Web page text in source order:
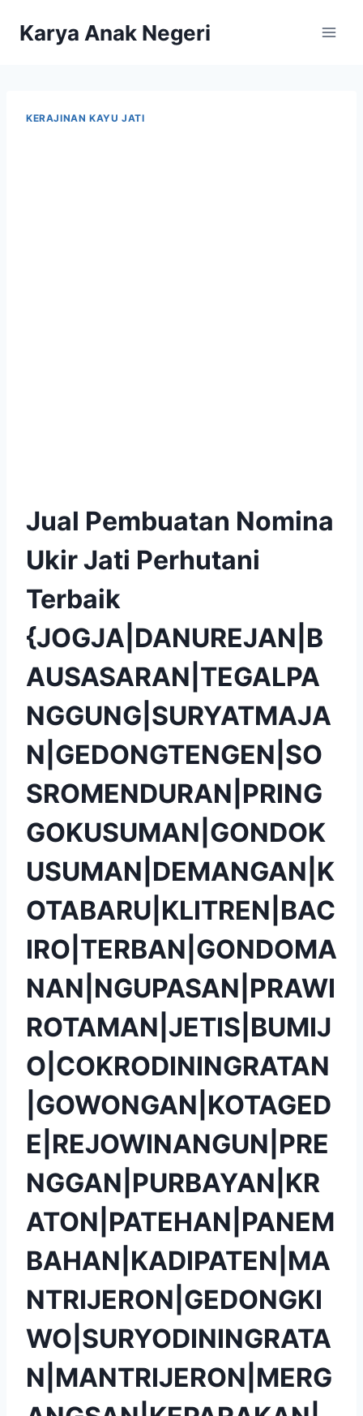
Karya Anak Negeri
KERAJINAN KAYU JATI
Jual Pembuatan Nomina
Ukir Jati Perhutani
Terbaik
{JOGJA|DANUREJAN|B
AUSASARAN|TEGALPA
NGGUNG|SURYATMAJA
N|GEDONGTENGEN|SO
SROMENDURAN|PRING
GOKUSUMAN|GONDOK
USUMAN|DEMANGAN|K
OTABARU|KLITREN|BAC
IRO|TERBAN|GONDOMA
NAN|NGUPASAN|PRAWI
ROTAMAN|JETIS|BUMIJ
O|COKRODININGRATAN
|GOWONGAN|KOTAGED
E|REJOWINANGUN|PRE
NGGAN|PURBAYAN|KR
ATON|PATEHAN|PANEM
BAHAN|KADIPATEN|MA
NTRIJERON|GEDONGKI
WO|SURYODININGRATA
N|MANTRIJERON|MERG